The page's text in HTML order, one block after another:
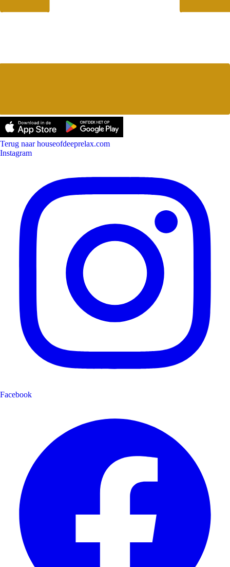
Terug naar houseofdeeprelax.com
Instagram
Facebook